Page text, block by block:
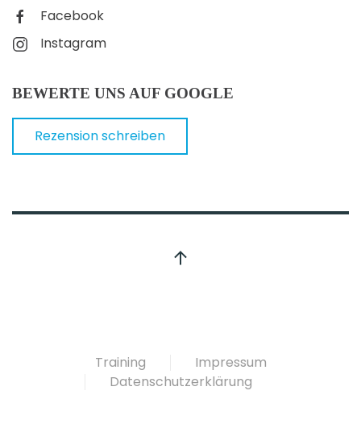
Facebook
Instagram
BEWERTE UNS AUF GOOGLE
Rezension schreiben
Training
Impressum
Datenschutzerklärung